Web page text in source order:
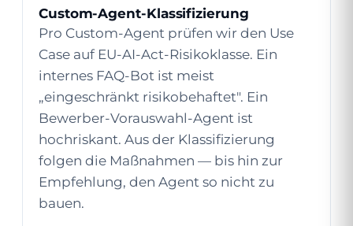
Custom-Agent-Klassifizierung
Pro Custom-Agent prüfen wir den Use
Case auf EU-AI-Act-Risikoklasse. Ein
internes FAQ-Bot ist meist
„eingeschränkt risikobehaftet". Ein
Bewerber-Vorauswahl-Agent ist
hochriskant. Aus der Klassifizierung
folgen die Maßnahmen — bis hin zur
Empfehlung, den Agent so nicht zu
bauen.